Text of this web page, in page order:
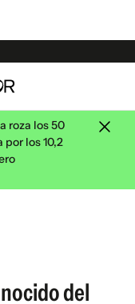
roza los 50
los 10,2
del